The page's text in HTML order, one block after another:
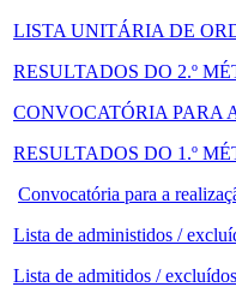
LISTA UNITÁRIA DE
RESULTADOS DO 2.º
CONVOCATÓRIA PARA
RESULTADOS DO 1.º
Convocatória para a
Lista de administidos /
Lista de admitidos / excluídos